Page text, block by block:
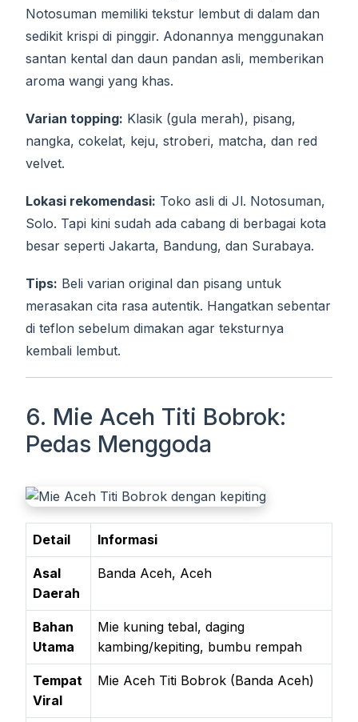
Notosuman memiliki tekstur lembut di dalam dan
sedikit krispi di pinggir. Adonannya menggunakan
santan kental dan daun pandan asli, memberikan
aroma wangi yang khas.
Varian topping: Klasik (gula merah), pisang,
nangka, cokelat, keju, stroberi, matcha, dan red
velvet.
Lokasi rekomendasi: Toko asli di Jl. Notosuman,
Solo. Tapi kini sudah ada cabang di berbagai kota
besar seperti Jakarta, Bandung, dan Surabaya.
Tips: Beli varian original dan pisang untuk
merasakan cita rasa autentik. Hangatkan sebentar
di teflon sebelum dimakan agar teksturnya
kembali lembut.
6. Mie Aceh Titi Bobrok:
Pedas Menggoda
Detail Informasi
Asal
Daerah
Banda Aceh, Aceh
Bahan
Utama
Mie kuning tebal, daging
kambing/kepiting, bumbu rempah
Tempat
Viral
Mie Aceh Titi Bobrok (Banda Aceh)